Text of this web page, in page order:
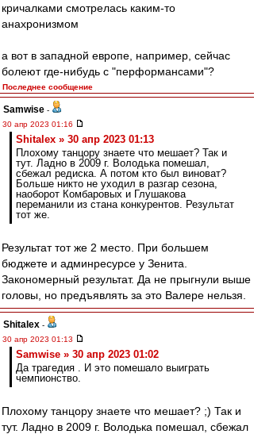
кричалками смотрелась каким-то
анахронизмом
а вот в западной европе, например, сейчас
болеют где-нибудь с "перформансами"?
Последнее сообщение
Samwise -
30 апр 2023 01:16
Shitalex » 30 апр 2023 01:13
Плохому танцору знаете что мешает? Так и
тут. Ладно в 2009 г. Володька помешал,
сбежал редиска. А потом кто был виноват?
Больше никто не уходил в разгар сезона,
наоборот Комбаровых и Глушакова
переманили из стана конкурентов. Результат
тот же.
Результат тот же 2 место. При большем
бюджете и админресурсе у Зенита.
Закономерный результат. Да не прыгнули выше
головы, но предъявлять за это Валере нельзя.
Shitalex -
30 апр 2023 01:13
Samwise » 30 апр 2023 01:02
Да трагедия . И это помешало выиграть
чемпионство.
Плохому танцору знаете что мешает? ;) Так и
тут. Ладно в 2009 г. Володька помешал, сбежал